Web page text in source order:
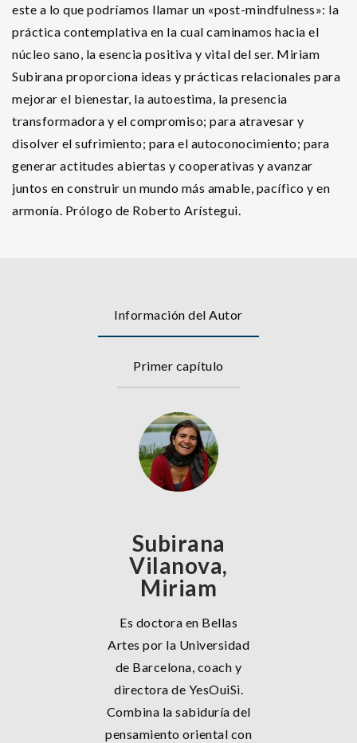
este a lo que podríamos llamar un «post-mindfulness»: la
práctica contemplativa en la cual caminamos hacia el
núcleo sano, la esencia positiva y vital del ser. Miriam
Subirana proporciona ideas y prácticas relacionales para
mejorar el bienestar, la autoestima, la presencia
transformadora y el compromiso; para atravesar y
disolver el sufrimiento; para el autoconocimiento; para
generar actitudes abiertas y cooperativas y avanzar
juntos en construir un mundo más amable, pacífico y en
armonía. Prólogo de Roberto Arístegui.
Información del Autor
Primer capítulo
Subirana
Vilanova,
Miriam
Es doctora en Bellas
Artes por la Universidad
de Barcelona, coach y
directora de YesOuiSi.
Combina la sabiduría del
pensamiento oriental con